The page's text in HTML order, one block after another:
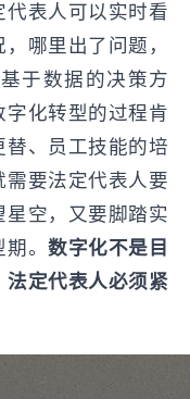
表人可以实时看
哪里出了问题，
于数据的决策方
化转型的过程肯
、员工技能的培
要法定代表人要
空，又要脚踏实
期。数字化不是目
法定代表人必须紧